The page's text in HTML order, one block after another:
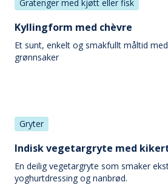
Gratenger med kjøtt eller fisk
Kyllingform med chèvre
Et sunt, enkelt og smakfullt måltid
grønnsaker
Gryter
Indisk vegetargryte med
En deilig vegetargryte som smaker
yoghurtdressing og nanbrød.